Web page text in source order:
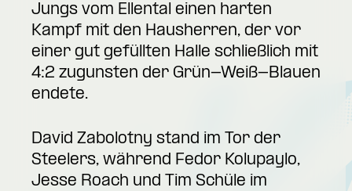
Jungs vom Ellental einen harten
Kampf mit den Hausherren, der vor
einer gut gefüllten Halle schließlich mit
4:2 zugunsten der Grün-Weiß-Blauen
endete.
David Zabolotny stand im Tor der
Steelers, während Fedor Kolupaylo,
Jesse Roach und Tim Schüle im